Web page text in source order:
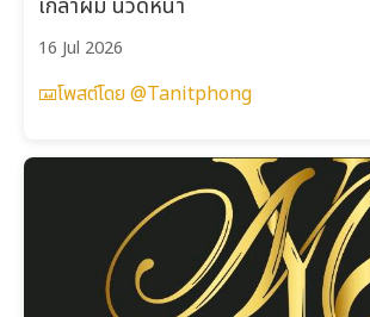
เกล้าผม นวดหน้า
16 Jul 2026
โพสต์โดย @Tanitphong